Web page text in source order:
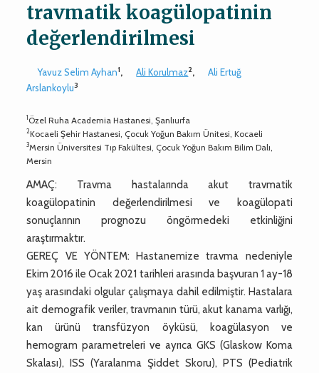
travmatik koagülopatinin
değerlendirilmesi
Yavuz Selim Ayhan1, Ali Korulmaz2,
Ali Ertuğ
Arslankoylu3
1Özel Ruha Academia Hastanesi, Şanlıurfa
2Kocaeli Şehir Hastanesi, Çocuk Yoğun Bakım Ünitesi, Kocaeli
3Mersin Üniversitesi Tıp Fakültesi, Çocuk Yoğun Bakım Bilim Dalı,
Mersin
AMAÇ: Travma hastalarında akut travmatik
koagülopatinin değerlendirilmesi ve koagülopati
sonuçlarının prognozu öngörmedeki etkinliğini
araştırmaktır.
GEREÇ VE YÖNTEM: Hastanemize travma nedeniyle
Ekim 2016 ile Ocak 2021 tarihleri arasında başvuran 1 ay-18
yaş arasındaki olgular çalışmaya dahil edilmiştir. Hastalara
ait demografik veriler, travmanın türü, akut kanama varlığı,
kan ürünü transfüzyon öyküsü, koagülasyon ve
hemogram parametreleri ve ayrıca GKS (Glaskow Koma
Skalası), ISS (Yaralanma Şiddet Skoru), PTS (Pediatrik